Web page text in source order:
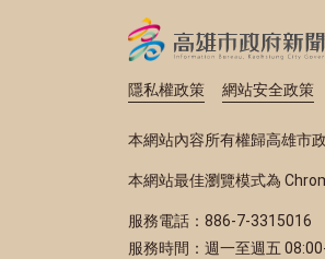
隱私權政策 網站安全政策
本網站內容所有權歸高雄市
本網站最佳瀏覽模式為
服務電話：886-7-3315016
服務時間：週一至週五